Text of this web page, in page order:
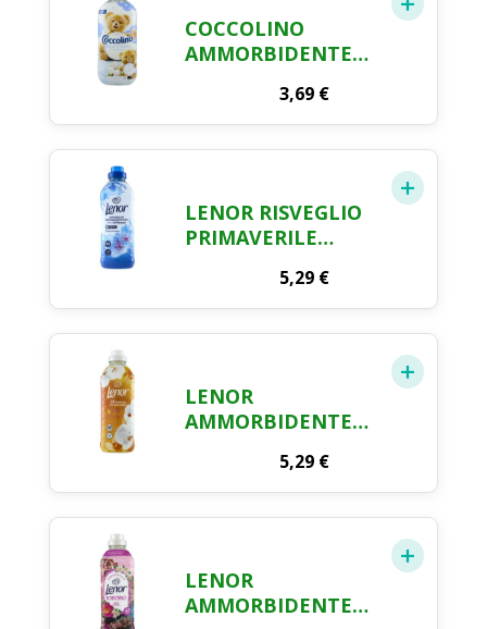
COCCOLINO
AMMORBIDENTE
DELICATO E
SOFFICE,
AMMORBIDENTE
IPOALLERGENICO E
DERMATOLOGICAMENTE
TESTATO,
FORMATO FINO A
42 LAVAGGI, 980 ML
3,69 €
LENOR RISVEGLIO
PRIMAVERILE
LAVAGGI, 966 ML
5,29 €
LENOR
AMMORBIDENTE
CONCENTRATO,
ORO E FIORI DI
VANIGLIA, 42
5,29 €
LENOR
AMMORBIDENTE